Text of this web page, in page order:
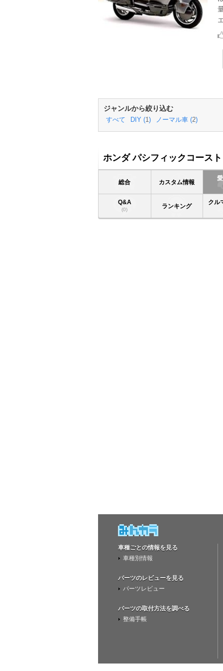
ジャンルから絞り込む
すべて DIY (1) ノーマル車 (2)
ホンダ パシフィックコースト
総合 カスタム情報
Q&A
(0) ランキング
クル
車種ごとの情報を見る
車種別情報
パーツのレビューを見る
パーツレビュー
パーツの取付方法を調べる
整備手帳